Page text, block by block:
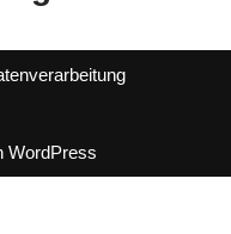
WordPress